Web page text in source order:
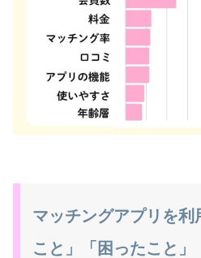
マッチングアプリを利
こと」「困ったこと」